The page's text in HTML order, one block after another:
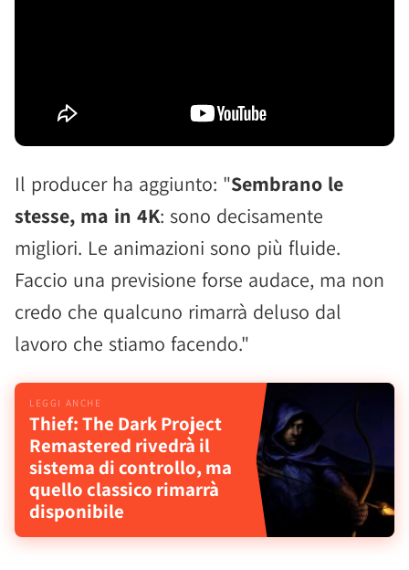
Il producer ha aggiunto: "Sembrano le
stesse, ma in 4K: sono decisamente
migliori. Le animazioni sono più fluide.
Faccio una previsione forse audace, ma non
credo che qualcuno rimarrà deluso dal
lavoro che stiamo facendo."
Thief: The Dark Project
Remastered rivedrà il
sistema di controllo, ma
quello classico rimarrà
disponibile